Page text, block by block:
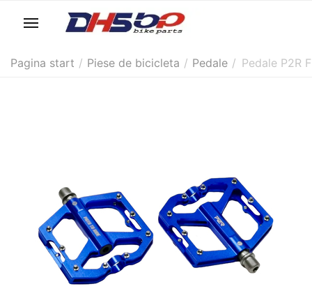
Pagina start / Piese de bicicleta / Pedale / Pedale P2R